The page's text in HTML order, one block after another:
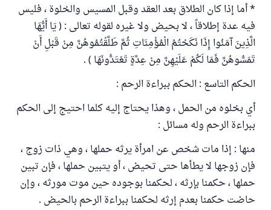
* أما إذا كان الطلاق بعد العقد وقبل المسيس والخلوة ، فليس
فيه عدة إطلاقاً ، لا بحيض ولا غيره لقوله تعالى : ( يَا أَيُّهَا
الَّذِينَ آمَنُوا إِذَا نَكَحْتُمُ الْمُؤْمِنَاتِ ثُمَّ طَلَّقْتُمُوهُنَّ مِنْ قَبْلِ أَنْ
تَمَسُّوهُنَّ فَمَا لَكُمْ عَلَيْهِنَّ مِنْ عِدَّةٍ تَعْتَدُّونَهَا ) .
الحكم التاسع : الحكم ببراءة الرحم :
أي بخلوه من الحمل ، وهذا يحتاج إليه كلما احتيج إلى الحكم
ببراءة الرحم وله مسائل :
منها : إذا مات شخص عن امرأة يرثه حملها ، وهي ذات زوج ،
فإن زوجها لا يطأها حتى تحيض ، أو يتبين حملها ، فإن تبين
حملها ، حكمنا بإرثه ، لحكمنا بوجوده حين موت مورثه ، وإن
حاضت حكمنا بعدم إرثه لحكمنا ببراءة الرحم بالحيض .